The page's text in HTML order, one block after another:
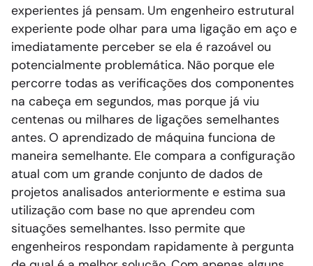
experientes já pensam. Um engenheiro estrutural
experiente pode olhar para uma ligação em aço e
imediatamente perceber se ela é razoável ou
potencialmente problemática. Não porque ele
percorre todas as verificações dos componentes
na cabeça em segundos, mas porque já viu
centenas ou milhares de ligações semelhantes
antes. O aprendizado de máquina funciona de
maneira semelhante. Ele compara a configuração
atual com um grande conjunto de dados de
projetos analisados anteriormente e estima sua
utilização com base no que aprendeu com
situações semelhantes. Isso permite que
engenheiros respondam rapidamente à pergunta